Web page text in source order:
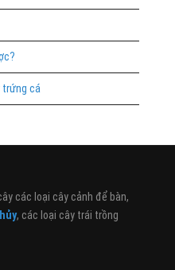
trứng cá
các loại cây cảnh để bàn,
, các loại cây trái trồng